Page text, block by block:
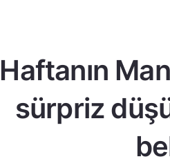
Haftanın
sürpriz